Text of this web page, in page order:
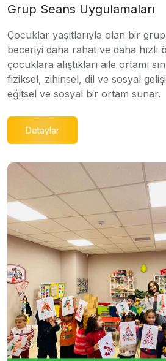
Grup Seans Uygulamaları
Çocuklar yaşıtlarıyla olan bir
beceriyi daha rahat ve daha hızlı
çocuklara alıştıkları aile ortamı
fiziksel, zihinsel, dil ve sosyal
eğitsel ve sosyal bir ortam sunar.
Detaylar